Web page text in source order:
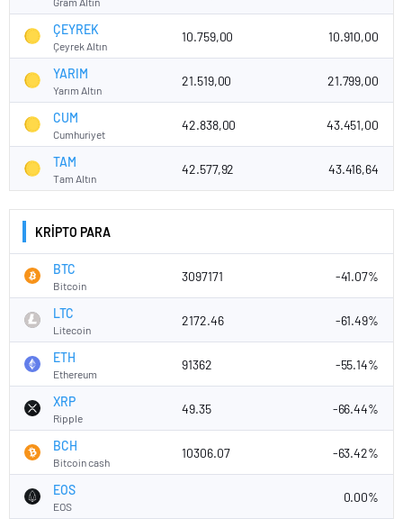
ÇEYREK
Çeyrek Altın
10.759,00 10.910,00
YARIM
Yarım Altın
21.519,00 21.799,00
CUM
Cumhuriyet
42.838,00 43.451,00
TAM
Tam Altın
42.577,92 43.416,64
KRİPTO PARA
BTC
Bitcoin
3097171 -41.07%
LTC
Litecoin
2172.46 -61.49%
ETH
Ethereum
91362 -55.14%
XRP
Ripple
49.35 -66.44%
BCH
Bitcoin cash
10306.07 -63.42%
EOS
EOS
0.00%